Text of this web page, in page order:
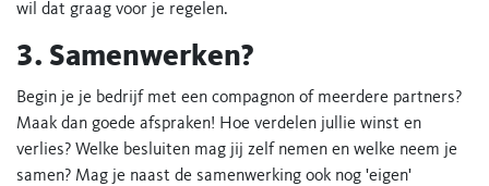
wil dat graag voor je regelen.
3. Samenwerken?
Begin je je bedrijf met een compagnon of meerdere partners?
Maak dan goede afspraken! Hoe verdelen jullie winst en
verlies? Welke besluiten mag jij zelf nemen en welke neem je
samen? Mag je naast de samenwerking ook nog 'eigen'